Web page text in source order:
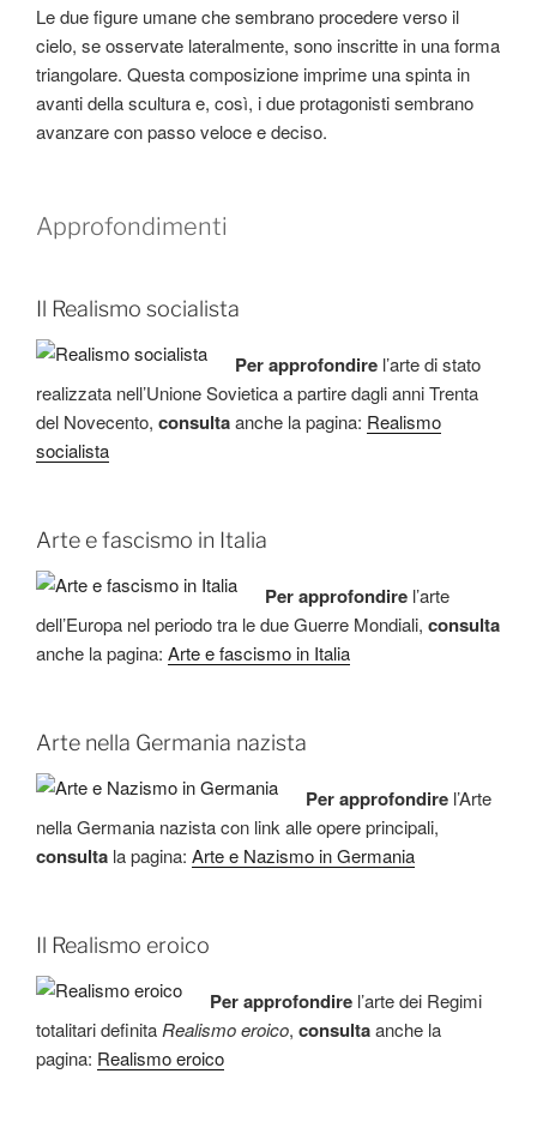
Le due figure umane che sembrano procedere verso il
cielo, se osservate lateralmente, sono inscritte in una forma
triangolare. Questa composizione imprime una spinta in
avanti della scultura e, così, i due protagonisti sembrano
avanzare con passo veloce e deciso.
Approfondimenti
Il Realismo socialista
Per approfondirel’arte di stato
realizzata nell’Unione Sovietica a partire dagli anni Trenta
del Novecento, consultaanche la pagina: Realismo
socialista
Arte e fascismo in Italia
Per approfondirel’arte
dell’Europa nel periodo tra le due Guerre Mondiali, consulta
anche la pagina: Arte e fascismo in Italia
Arte nella Germania nazista
Per approfondirel’Arte
nella Germania nazista con link alle opere principali,
consulta la pagina: Arte e Nazismo in Germania
Il Realismo eroico
Per approfondirel’arte dei Regimi
totalitari definita Realismo eroico, consultaanche la
pagina: Realismo eroico